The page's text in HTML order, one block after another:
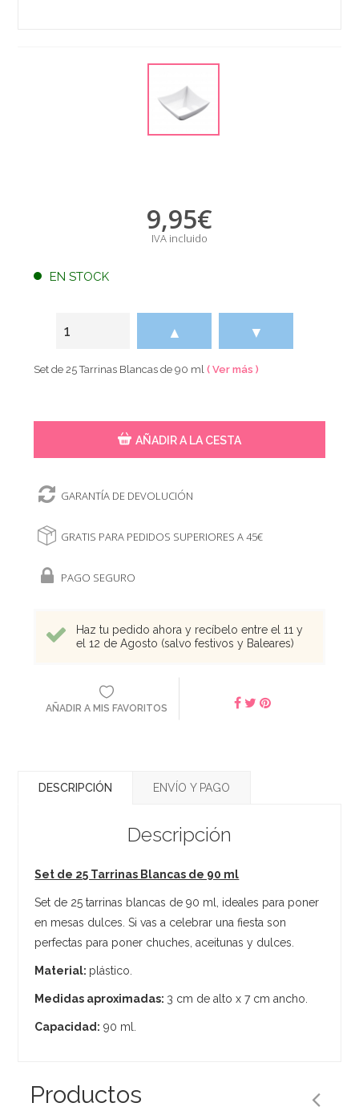
9,95€
IVA incluido
EN STOCK
▲ ▼
Set de 25 Tarrinas Blancas de 90 ml( Ver más )
AÑADIR A LA CESTA
GARANTÍA DE DEVOLUCIÓN
GRATIS PARA PEDIDOS SUPERIORES A 45€
PAGO SEGURO
Haz tu pedido ahora y recíbelo entre el 11 y
el 12 de Agosto (salvo festivos y Baleares)
AÑADIR A MIS FAVORITOS
DESCRIPCIÓN ENVÍO Y PAGO
Descripción
Set de 25 Tarrinas Blancas de 90 ml
Set de 25 tarrinas blancas de 90 ml, ideales para poner
en mesas dulces. Si vas a celebrar una fiesta son
perfectas para poner chuches, aceitunas y dulces.
Material: plástico.
Medidas aproximadas: 3 cm de alto x 7 cm ancho.
Capacidad: 90 ml.
Productos